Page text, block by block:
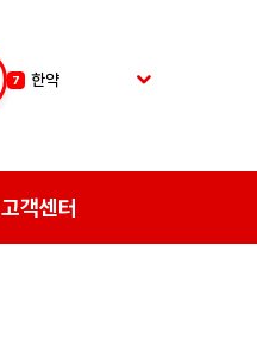
7 한약
약초
고객센터